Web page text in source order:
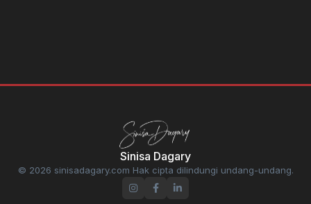
Sinisa Dagary
© 2026 sinisadagary.com Hak cipta dilindungi undang-undang.